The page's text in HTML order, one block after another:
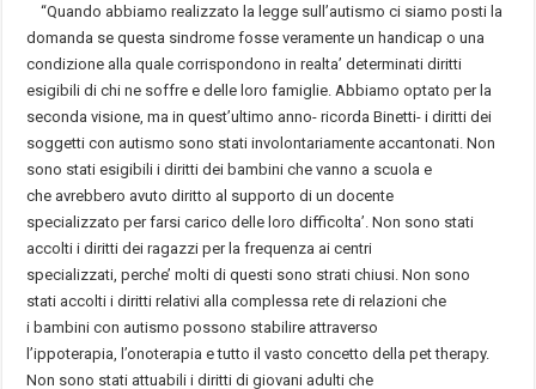
“Quando abbiamo realizzato la legge sull’autismo ci siamo posti la
domanda se questa sindrome fosse veramente un handicap o una
condizione alla quale corrispondono in realta’ determinati diritti
esigibili di chi ne soffre e delle loro famiglie. Abbiamo optato per la
seconda visione, ma in quest’ultimo anno- ricorda Binetti- i diritti dei
soggetti con autismo sono stati involontariamente accantonati. Non
sono stati esigibili i diritti dei bambini che vanno a scuola e
che avrebbero avuto diritto al supporto di un docente
specializzato per farsi carico delle loro difficolta’. Non sono stati
accolti i diritti dei ragazzi per la frequenza ai centri
specializzati, perche’ molti di questi sono strati chiusi. Non sono
stati accolti i diritti relativi alla complessa rete di relazioni che
i bambini con autismo possono stabilire attraverso
l’ippoterapia, l’onoterapia e tutto il vasto concetto della pet therapy.
Non sono stati attuabili i diritti di giovani adulti che